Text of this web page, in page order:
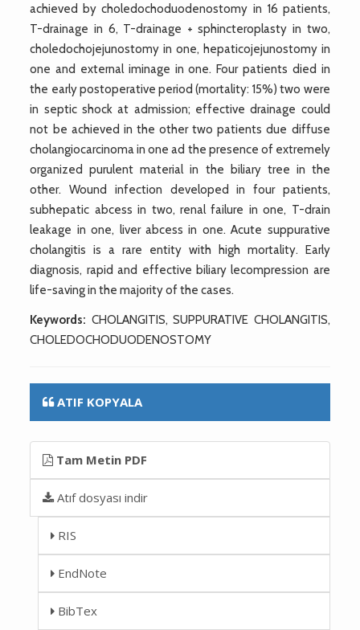
achieved by choledochoduodenostomy in 16 patients,
T-drainage in 6, T-drainage + sphincteroplasty in two,
choledochojejunostomy in one, hepaticojejunostomy in
one and external iminage in one. Four patients died in
the early postoperative period (mortality: 15%) two were
in septic shock at admission; effective drainage could
not be achieved in the other two patients due diffuse
cholangiocarcinoma in one ad the presence of extremely
organized purulent material in the biliary tree in the
other. Wound infection developed in four patients,
subhepatic abcess in two, renal failure in one, T-drain
leakage in one, liver abcess in one. Acute suppurative
cholangitis is a rare entity with high mortality. Early
diagnosis, rapid and effective biliary lecompression are
life-saving in the majority of the cases.
Keywords: CHOLANGITIS, SUPPURATIVE CHOLANGITIS,
CHOLEDOCHODUODENOSTOMY
ATIF KOPYALA
Tam Metin PDF
Atıf dosyası indir
RIS
EndNote
BibTex